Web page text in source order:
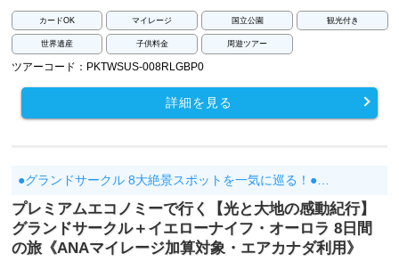
カードOK マイレージ 国立公園 観光付き
世界遺産 子供料金 周遊ツアー
ツアーコード：PKTWSUS-008RLGBP0
詳細を見る
●グランドサークル 8大絶景スポットを一気に巡る！●…
プレミアムエコノミーで行く【光と大地の感動紀行】
グランドサークル＋イエローナイフ・オーロラ 8日間
の旅《ANAマイレージ加算対象・エアカナダ利用》